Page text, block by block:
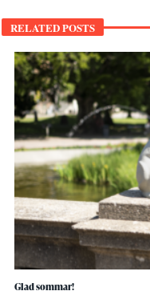
RELATED POSTS
Glad sommar!